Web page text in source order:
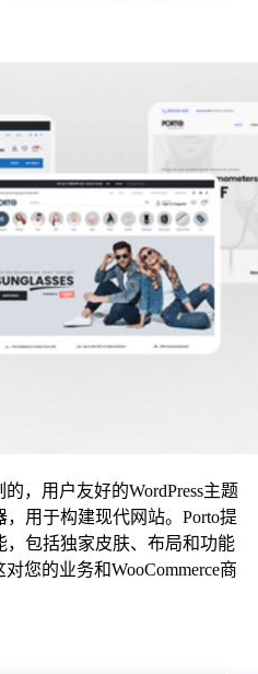
，用户友好的WordPress主题
，用于构建现代网站。Porto提
，包括独家皮肤、布局和功能
您的业务和WooCommerce商